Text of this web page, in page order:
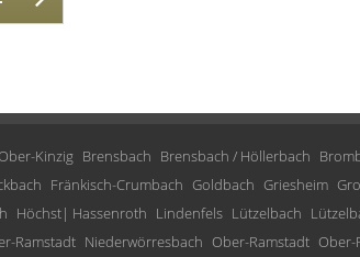
Kinzig Brensbach Brensbach / Höllerbach
Fränkisch-Crumbach Goldbach Griesheim
Höchst| Hassenroth Lindenfels Lützelbach
Ramstadt Niederwörresbach Ober-Ramstadt Ober-